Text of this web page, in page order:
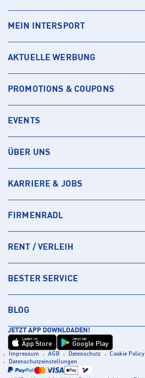
MEIN INTERSPORT
AKTUELLE WERBUNG
PROMOTIONS & COUPONS
EVENTS
ÜBER UNS
KARRIERE & JOBS
FIRMENRADL
RENT / VERLEIH
BESTER SERVICE
BLOG
JETZT APP DOWNLOADEN!
Laden im
App Store
Jetzt bei
Google Play
Impressum AGB Datenschutz
Cookie Policy
Datenschutzeinstellungen